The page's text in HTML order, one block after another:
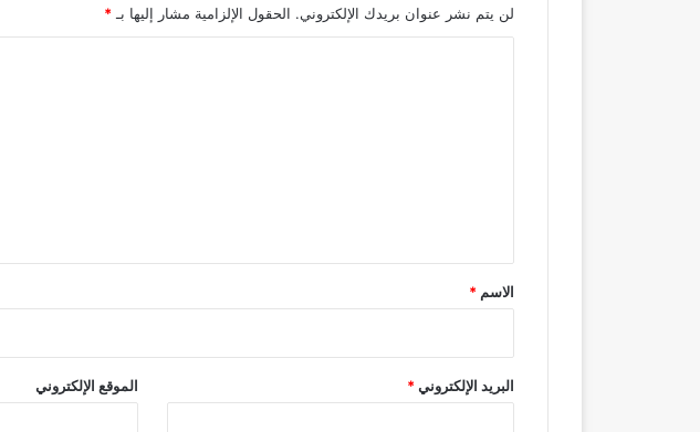
لن يتم نشر عنوان بريدك الإلكتروني. الحقول الإلزامية مشار إليها بـ *
*
الاسم *
البريد الإلكتروني* الموقع الإلكتروني